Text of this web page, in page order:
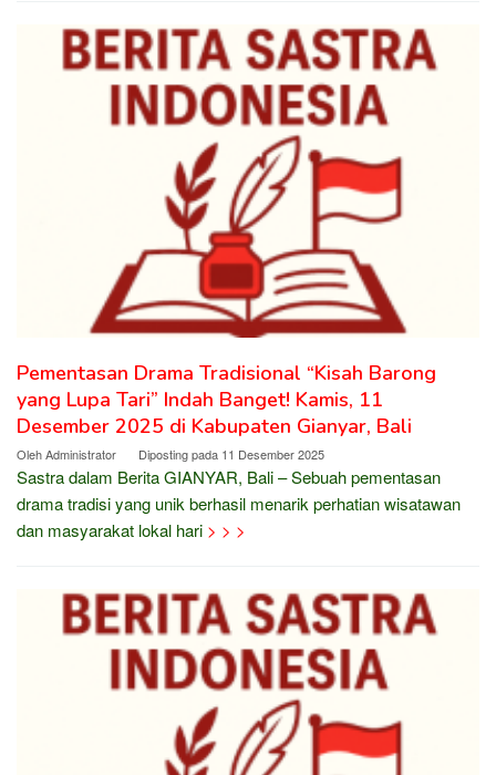
Pementasan Drama Tradisional “Kisah Barong
yang Lupa Tari” Indah Banget! Kamis, 11
Desember 2025 di Kabupaten Gianyar, Bali
OlehAdministrator Diposting pada 11 Desember 2025
Sastra dalam Berita GIANYAR, Bali – Sebuah pementasan
drama tradisi yang unik berhasil menarik perhatian wisatawan
dan masyarakat lokal hari > > >